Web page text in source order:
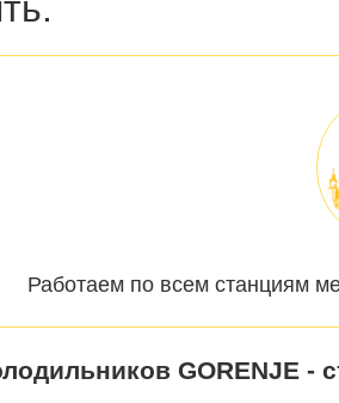
Работаем по всем станциям
GORENJE -